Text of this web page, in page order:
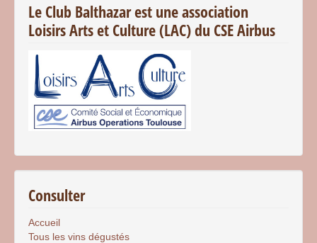
Le Club Balthazar est une association
Loisirs Arts et Culture (LAC) du CSE Airbus
Consulter
Accueil
Tous les vins dégustés